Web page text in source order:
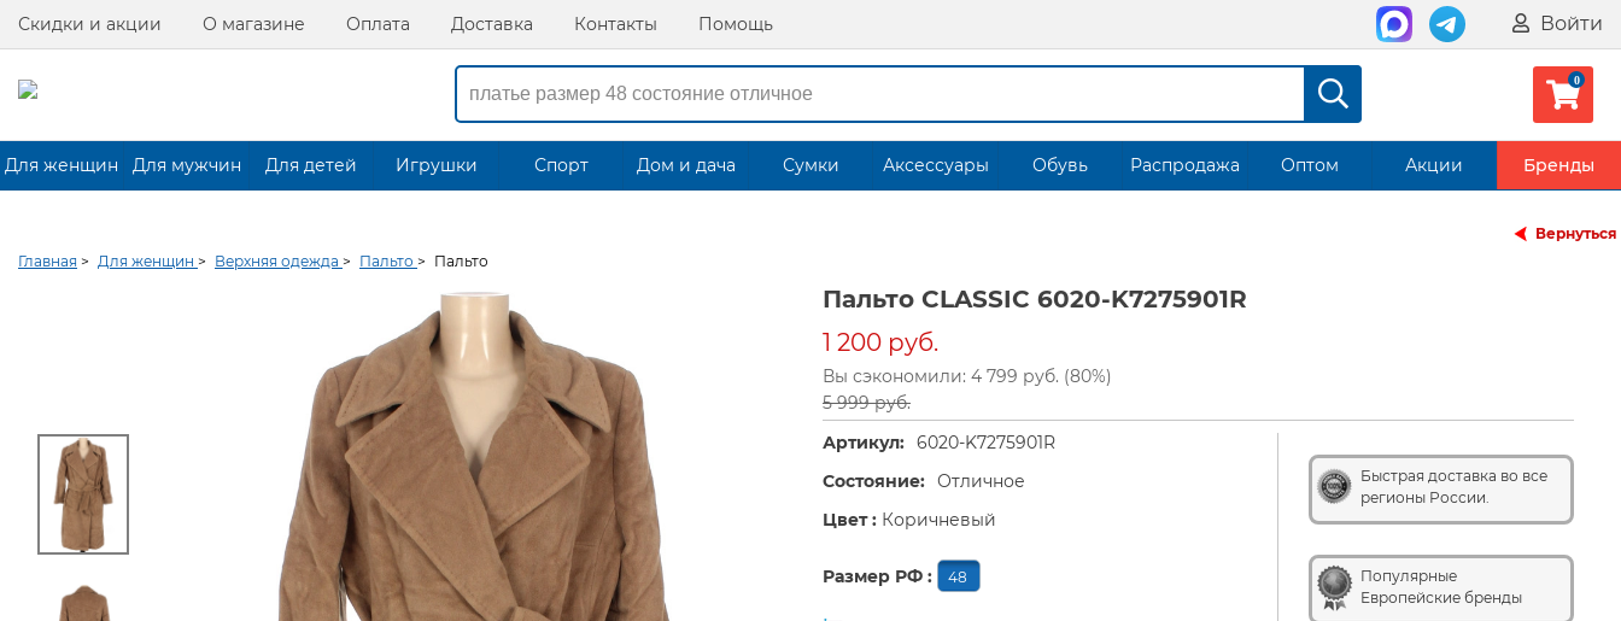
Скидки и акции О магазине Оплата Доставка Контакты Помощь Войти
Для женщин Для мужчин Для детей Игрушки Спорт Дом и дача Сумки Аксессуары Обувь Распродажа Оптом Акции Бренды
Вернуться
Главная > Для женщин > Верхняя одежда > Пальто > Пальто
Пальто CLASSIC 6020-K7275901R
1 200 руб.
Вы сэкономили: 4 799 руб. (80%)
5 999 руб.
Быстрая доставка во все
регионы России.
Популярные
Европейские бренды
Артикул: 6020-K7275901R
Состояние: Отличное
Цвет : Коричневый
Размер РФ : 48